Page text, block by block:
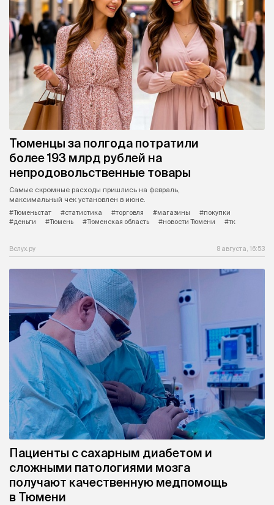
Тюменцы за полгода потратили
более 193 млрд рублей на
непродовольственные товары
Самые скромные расходы пришлись на февраль,
максимальный чек установлен в июне.
#Тюменьстат
#статистика #торговля #магазины
#покупки
#деньги
#Тюмень #Тюменская область #новости Тюмени #тк
Вслух.ру 8 августа, 16:53
Пациенты с сахарным диабетом и
сложными патологиями мозга
получают качественную медпомощь
в Тюмени